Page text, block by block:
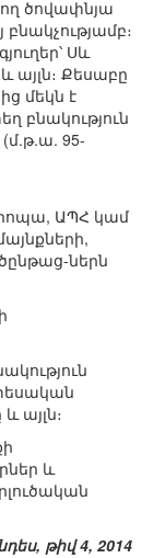
ծովափնյա
բնակչությամբ։
Սև
այլն։ Քեսաբը
մեկն է
բնակություն
95-
ԱՊՀ կամ
ներն
այլն։
և
թիվ 4, 2014